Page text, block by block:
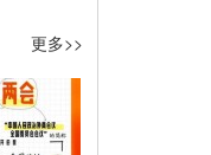
更多>>